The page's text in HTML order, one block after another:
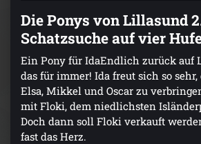
Die Ponys von Lillasund
Schatzsuche auf vier
Ein Pony für IdaEndlich zurück auf
das für immer! Ida freut sich so
Elsa, Mikkel und Oscar zu
mit Floki, dem niedlichsten
Doch dann soll Floki verkauft
fast das Herz.